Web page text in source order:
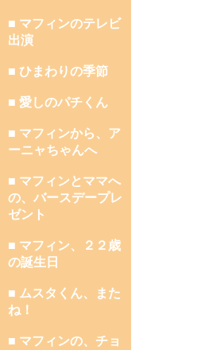
■ マフィンのテレビ
出演
■ ひまわりの季節
■ 愛しのパチくん
■ マフィンから、ア
ーニャちゃんへ
■ マフィンとママへ
の、バースデープレ
ゼント
■ マフィン、２２歳
の誕生日
■ ムスタくん、また
ね！
■ マフィンの、チョ